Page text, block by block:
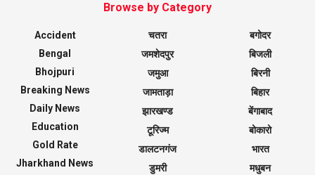
Browse by Category
Accident
Bengal
Bhojpuri
Breaking News
Daily News
Education
Gold Rate
Jharkhand News
चतरा
जमशेदपुर
जमुआ
जामताड़ा
झारखण्ड
टूरिज्म
डालटनगंज
डुमरी
बगोदर
बिजली
बिरनी
बिहार
बेंगाबाद
बोकारो
भारत
मधुबन